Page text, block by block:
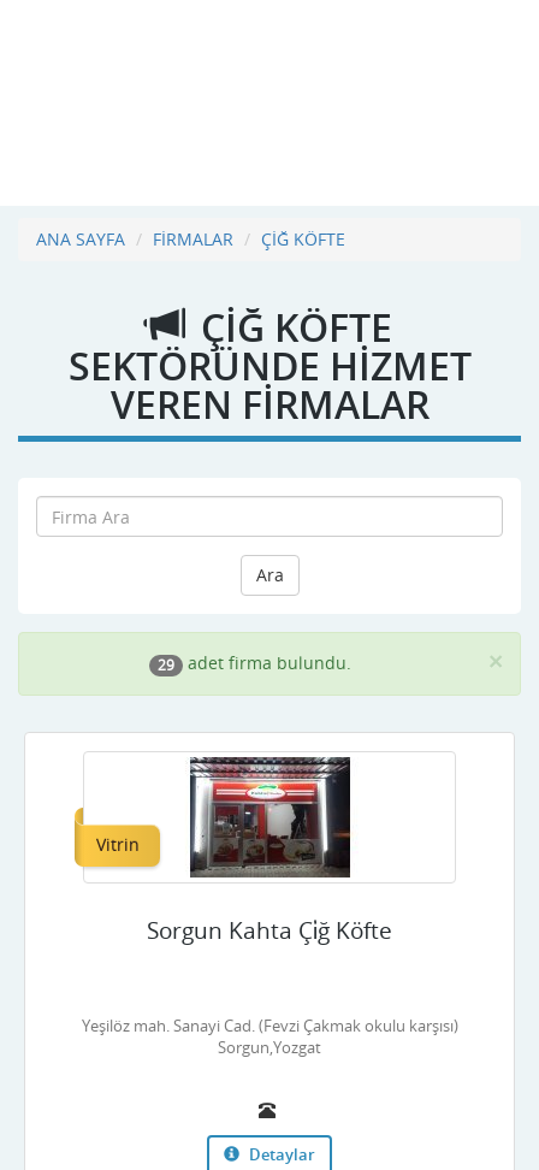
ANA SAYFA FİRMALAR ÇİĞ KÖFTE
ÇİĞ KÖFTE
SEKTÖRÜNDE HİZMET
VEREN FİRMALAR
Ara
×
29 adet firma bulundu.
Vitrin
Sorgun Kahta Çi̇ğ Köfte
Yeşilöz mah. Sanayi Cad. (Fevzi Çakmak okulu karşısı)
Sorgun,Yozgat
Detaylar